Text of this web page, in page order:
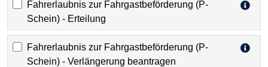
Fahrerlaubnis zur Fahrgastbeförderung (P-
Schein) - Erteilung
Fahrerlaubnis zur Fahrgastbeförderung (P-
Schein) - Verlängerung beantragen